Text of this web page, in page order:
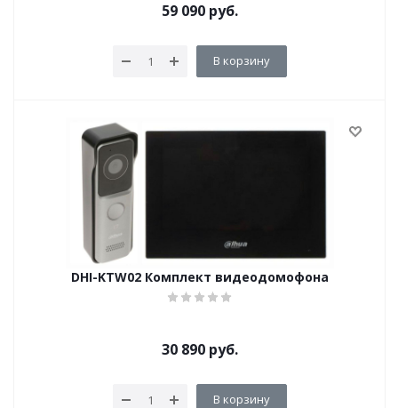
59 090 руб.
В корзину
DHI-KTW02 Комплект видеодомофона
30 890 руб.
В корзину